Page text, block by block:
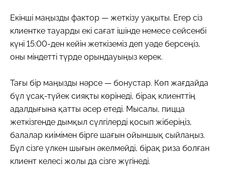
Екінші маңызды фактор — жеткізу уақыты. Егер сіз
клиентке тауарды екі сағат ішінде немесе сейсенбі
күні 15:00-ден кейін жеткіземіз деп уәде берсеңіз,
оны міндетті түрде орындауыңыз керек.
Тағы бір маңызды нәрсе — бонустар. Көп жағдайда
бұл ұсақ-түйек сияқты көрінеді, бірақ клиенттің
адалдығына қатты әсер етеді. Мысалы, пицца
жеткізгенде дымқыл сүлгілерді қосып жіберіңіз,
балалар киімімен бірге шағын ойыншық сыйлаңыз.
Бұл сізге үлкен шығын әкелмейді, бірақ риза болған
клиент келесі жолы да сізге жүгінеді.